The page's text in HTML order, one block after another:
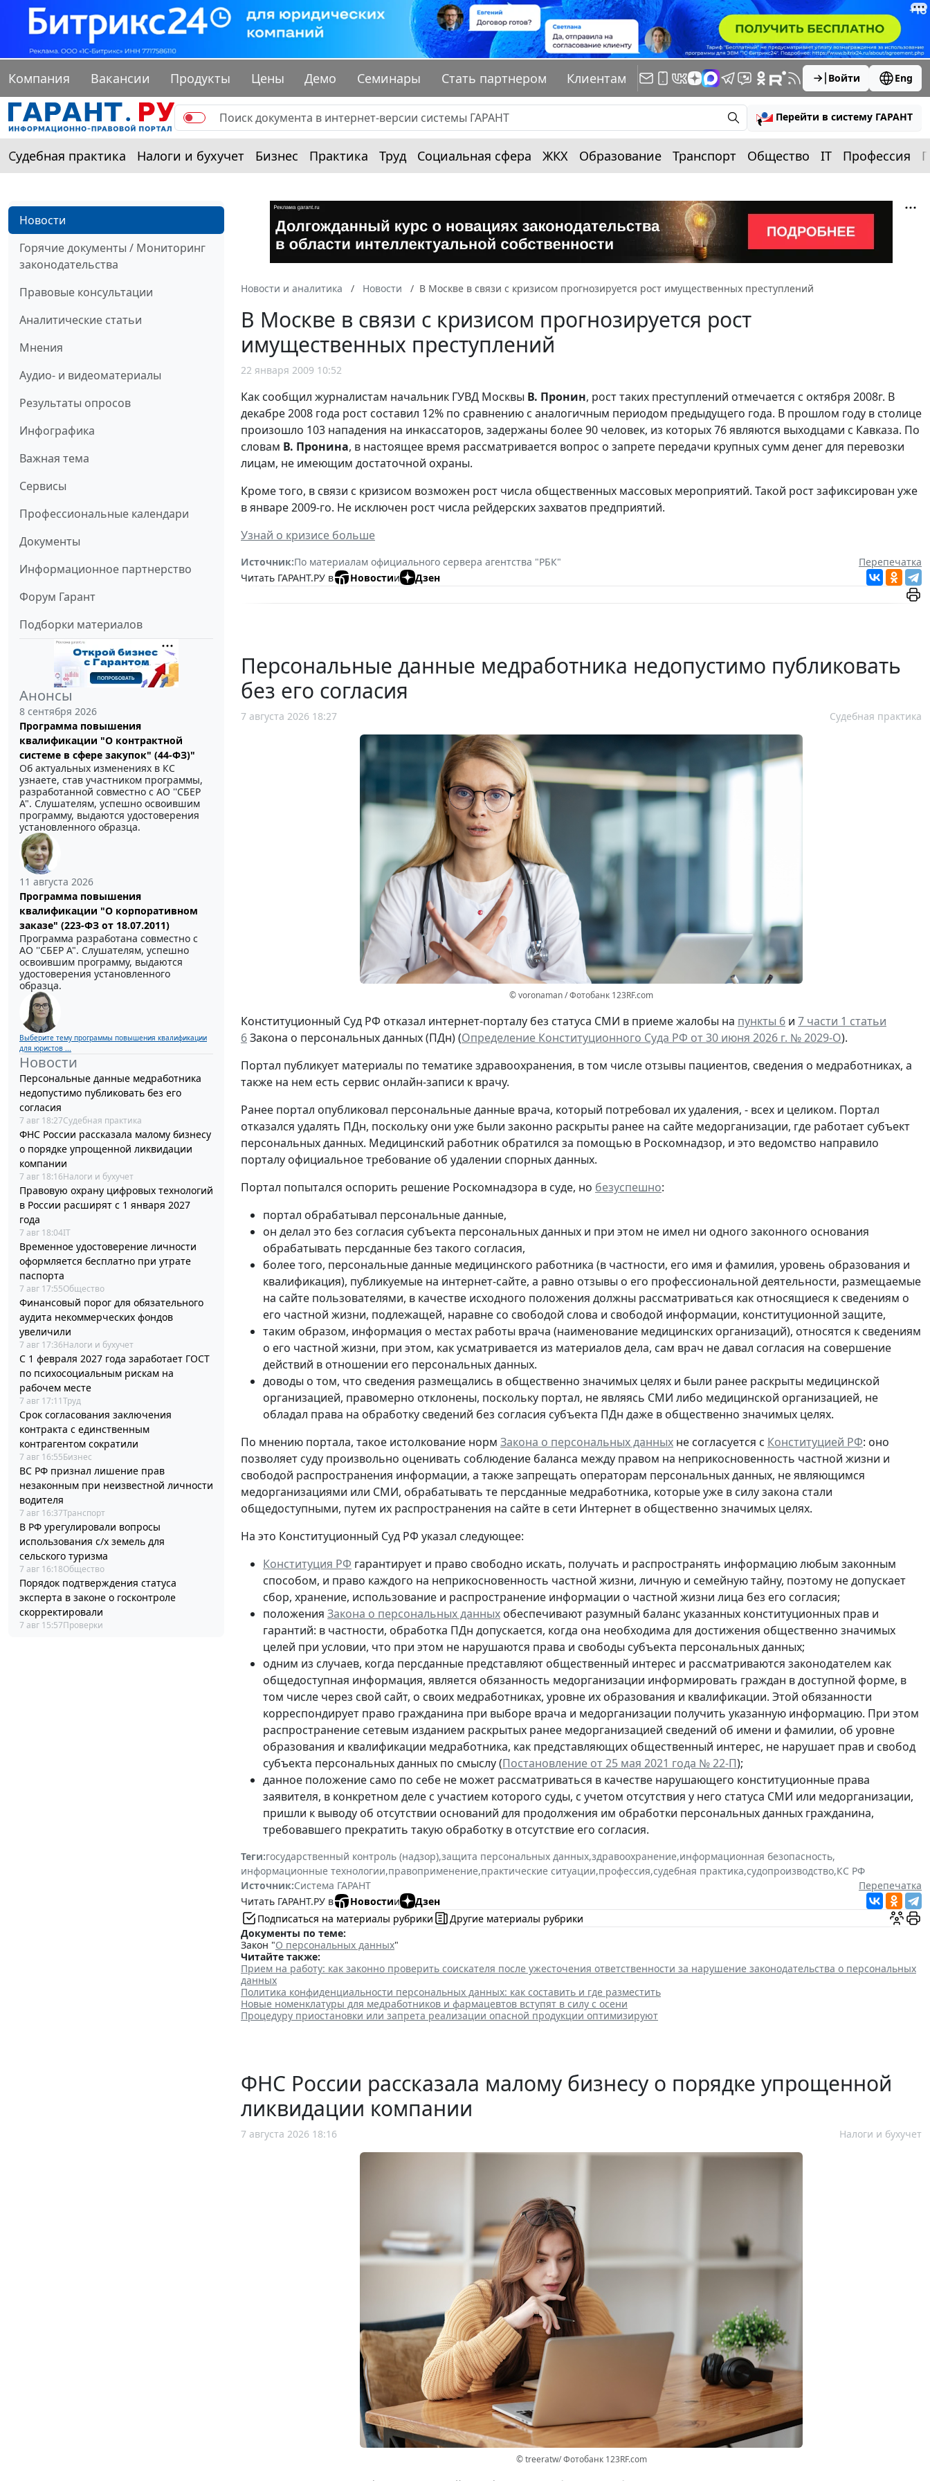
Компания Вакансии Продукты Цены Демо Семинары Стать партнером Клиентам Войти Eng
Перейти в систему ГАРАНТ
Судебная практика Налоги и бухучет Бизнес Практика Труд Социальная сфера ЖКХ Образование Транспорт Общество IT Профессия
Новости
Горячие документы / Мониторинг
законодательства
Правовые консультации
Аналитические статьи
Мнения
Аудио- и видеоматериалы
Результаты опросов
Инфографика
Важная тема
Сервисы
Профессиональные календари
Документы
Информационное партнерство
Форум Гарант
Подборки материалов
Анонсы
8 сентября 2026
Программа повышения
квалификации "О контрактной
системе в сфере закупок" (44-ФЗ)"
Об актуальных изменениях в КС
узнаете, став участником программы,
разработанной совместно с АО ''СБЕР
А". Слушателям, успешно освоившим
программу, выдаются удостоверения
установленного образца.
11 августа 2026
Программа повышения
квалификации "О корпоративном
заказе" (223-ФЗ от 18.07.2011)
Программа разработана совместно с
АО ''СБЕР А". Слушателям, успешно
освоившим программу, выдаются
удостоверения установленного
образца.
Выберите тему программы повышения квалификации
для юристов ...
Новости
Персональные данные медработника
недопустимо публиковать без его
согласия
7 авг 18:27Судебная практика
ФНС России рассказала малому бизнесу
о порядке упрощенной ликвидации
компании
7 авг 18:16Налоги и бухучет
Правовую охрану цифровых технологий
в России расширят с 1 января 2027
года
7 авг 18:04IT
Временное удостоверение личности
оформляется бесплатно при утрате
паспорта
7 авг 17:55Общество
Финансовый порог для обязательного
аудита некоммерческих фондов
увеличили
7 авг 17:36Налоги и бухучет
С 1 февраля 2027 года заработает ГОСТ
по психосоциальным рискам на
рабочем месте
7 авг 17:11Труд
Срок согласования заключения
контракта с единственным
контрагентом сократили
7 авг 16:55Бизнес
ВС РФ признал лишение прав
незаконным при неизвестной личности
водителя
7 авг 16:37Транспорт
В РФ урегулировали вопросы
использования с/х земель для
сельского туризма
7 авг 16:18Общество
Порядок подтверждения статуса
эксперта в законе о госконтроле
скорректировали
7 авг 15:57Проверки
Новости и аналитика Новости В Москве в связи с кризисом прогнозируется рост имущественных преступлений
В Москве в связи с кризисом прогнозируется рост
имущественных преступлений
22 января 2009 10:52
Как сообщил журналистам начальник ГУВД Москвы В. Пронин, рост таких преступлений отмечается с октября 2008г. В
декабре 2008 года рост составил 12% по сравнению с аналогичным периодом предыдущего года. В прошлом году в столице
произошло 103 нападения на инкассаторов, задержаны более 90 человек, из которых 76 являются выходцами с Кавказа. По
словам В. Пронина, в настоящее время рассматривается вопрос о запрете передачи крупных сумм денег для перевозки
лицам, не имеющим достаточной охраны.
Кроме того, в связи с кризисом возможен рост числа общественных массовых мероприятий. Такой рост зафиксирован уже
в январе 2009-го. Не исключен рост числа рейдерских захватов предприятий.
Узнай о кризисе больше
Источник:По материалам официального сервера агентства "РБК"
Перепечатка
Читать ГАРАНТ.РУ в
Новостии Дзен
Персональные данные медработника недопустимо публиковать
без его согласия
7 августа 2026 18:27 Судебная практика
© voronaman / Фотобанк 123RF.com
Конституционный Суд РФ отказал интернет-порталу без статуса СМИ в приеме жалобы на пункты 6 и 7 части 1 статьи
6Закона о персональных данных (ПДн) (Определение Конституционного Суда РФ от 30 июня 2026 г. № 2029-О).
Портал публикует материалы по тематике здравоохранения, в том числе отзывы пациентов, сведения о медработниках, а
также на нем есть сервис онлайн-записи к врачу.
Ранее портал опубликовал персональные данные врача, который потребовал их удаления, - всех и целиком. Портал
отказался удалять ПДн, поскольку они уже были законно раскрыты ранее на сайте медорганизации, где работает субъект
персональных данных. Медицинский работник обратился за помощью в Роскомнадзор, и это ведомство направило
порталу официальное требование об удалении спорных данных.
Портал попытался оспорить решение Роскомнадзора в суде, но безуспешно:
портал обрабатывал персональные данные,
он делал это без согласия субъекта персональных данных и при этом не имел ни одного законного основания
обрабатывать персданные без такого согласия,
более того, персональные данные медицинского работника (в частности, его имя и фамилия, уровень образования и
квалификация), публикуемые на интернет-сайте, а равно отзывы о его профессиональной деятельности, размещаемые
на сайте пользователями, в качестве исходного положения должны рассматриваться как относящиеся к сведениям о
его частной жизни, подлежащей, наравне со свободой слова и свободой информации, конституционной защите,
таким образом, информация о местах работы врача (наименование медицинских организаций), относятся к сведениям
о его частной жизни, при этом, как усматривается из материалов дела, сам врач не давал согласия на совершение
действий в отношении его персональных данных.
доводы о том, что сведения размещались в общественно значимых целях и были ранее раскрыты медицинской
организацией, правомерно отклонены, поскольку портал, не являясь СМИ либо медицинской организацией, не
обладал права на обработку сведений без согласия субъекта ПДн даже в общественно значимых целях.
По мнению портала, такое истолкование норм Закона о персональных данных не согласуется с Конституцией РФ: оно
позволяет суду произвольно оценивать соблюдение баланса между правом на неприкосновенность частной жизни и
свободой распространения информации, а также запрещать операторам персональных данных, не являющимся
медорганизациями или СМИ, обрабатывать те персданные медработника, которыеуже в силу закона стали
общедоступными, путем их распространения на сайте в сети Интернет в общественно значимых целях.
На это Конституционный Суд РФ указал следующее:
Конституция РФ гарантирует и право свободно искать, получать и распространять информацию любым законным
способом, и право каждого на неприкосновенность частной жизни, личную и семейную тайну, поэтому не допускает
сбор, хранение, использование и распространение информации о частной жизни лица без его согласия;
положения Закона о персональных данных обеспечивают разумный баланс указанных конституционных прав и
гарантий: в частности, обработка ПДн допускается, когда она необходима для достижения общественно значимых
целей при условии, что при этом не нарушаются права и свободы субъекта персональных данных;
одним из случаев, когда персданные представляют общественный интерес и рассматриваются законодателем как
общедоступная информация, является обязанность медорганизации информировать граждан в доступной форме, в
том числе через свой сайт, о своих медработниках, уровне их образования и квалификации. Этой обязанности
корреспондирует право гражданина при выборе врача и медорганизации получить указанную информацию. При этом
распространение сетевым изданием раскрытых ранее медорганизацией сведений об имени и фамилии, об уровне
образования и квалификации медработника, как представляющих общественный интерес, не нарушает прав и свобод
субъекта персональных данных по смыслу (Постановление от 25 мая 2021 года № 22-П);
данное положение само по себе не может рассматриваться в качестве нарушающего конституционные права
заявителя, в конкретном деле с участием которого суды, с учетом отсутствия у него статуса СМИ или медорганизации,
пришли к выводу об отсутствии оснований для продолжения им обработки персональных данных гражданина,
требовавшего прекратить такую обработку в отсутствие его согласия.
Теги:государственный контроль (надзор),защита персональных данных,здравоохранение,информационная безопасность,
информационные технологии,правоприменение,практические ситуации,профессия,судебная практика,судопроизводство,КС РФ
Источник:Система ГАРАНТ
Перепечатка
Читать ГАРАНТ.РУ в
Новостии
Дзен
Подписаться на материалы рубрики
Другие материалы рубрики
Документы по теме:
Закон "О персональных данных"
Читайте также:
Прием на работу: как законно проверить соискателя после ужесточения ответственности за нарушение законодательства о персональных
данных
Политика конфиденциальности персональных данных: как составить и где разместить
Новые номенклатуры для медработников и фармацевтов вступят в силу с осени
Процедуру приостановки или запрета реализации опасной продукции оптимизируют
ФНС России рассказала малому бизнесу о порядке упрощенной
ликвидации компании
7 августа 2026 18:16 Налоги и бухучет
© treeratw/ Фотобанк 123RF.com